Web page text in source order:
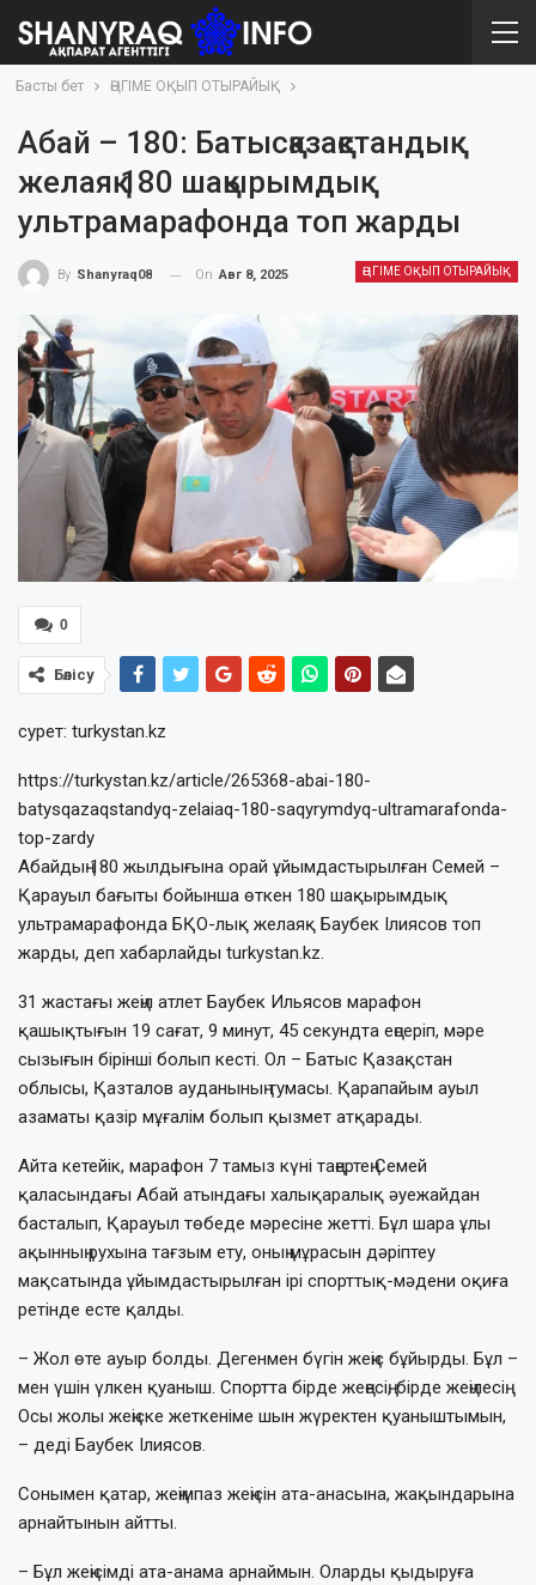
Басты бет ӘҢГІМЕ ОҚЫП ОТЫРАЙЫҚ
Абай – 180: Батысқазақстандық
желаяқ 180 шақырымдық
ультрамарафонда топ жарды
ӘҢГІМЕ ОҚЫП ОТЫРАЙЫҚ
By Shanyraq08 On Авг 8, 2025
0
Бөлісу
сурет: turkystan.kz
https://turkystan.kz/article/265368-abai-180-
batysqazaqstandyq-zelaiaq-180-saqyrymdyq-ultramarafonda-
top-zardy
Абайдың 180 жылдығына орай ұйымдастырылған Семей –
Қарауыл бағыты бойынша өткен 180 шақырымдық
ультрамарафонда БҚО-лық желаяқ Баубек Ілиясов топ
жарды, деп хабарлайды turkystan.kz.
31 жастағы жеңіл атлет Баубек Ильясов марафон
қашықтығын 19 сағат, 9 минут, 45 секундта еңсеріп, мәре
сызығын бірінші болып кесті. Ол – Батыс Қазақстан
облысы, Қазталов ауданының тумасы. Қарапайым ауыл
азаматы қазір мұғалім болып қызмет атқарады.
Айта кетейік, марафон 7 тамыз күні таңертең Семей
қаласындағы Абай атындағы халықаралық әуежайдан
басталып, Қарауыл төбеде мәресіне жетті. Бұл шара ұлы
ақынның рухына тағзым ету, оның мұрасын дәріптеу
мақсатында ұйымдастырылған ірі спорттық-мәдени оқиға
ретінде есте қалды.
– Жол өте ауыр болды. Дегенмен бүгін жеңіс бұйырды. Бұл –
мен үшін үлкен қуаныш. Спортта бірде жеңесің, бірде жеңілесің.
Осы жолы жеңіске жеткеніме шын жүректен қуаныштымын,
– деді Баубек Ілиясов.
Сонымен қатар, жеңімпаз жеңісін ата-анасына, жақындарына
арнайтынын айтты.
– Бұл жеңісімді ата-анама арнаймын. Оларды қыдыруға